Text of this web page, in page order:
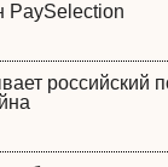
PaySelection
российский